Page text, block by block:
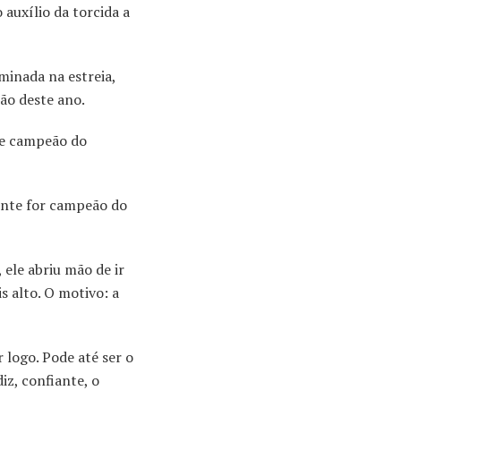
auxílio da torcida a
na estreia,
deste ano.
campeão do
for campeão do
abriu mão de ir
alto. O motivo: a
Pode até ser o
confiante, o